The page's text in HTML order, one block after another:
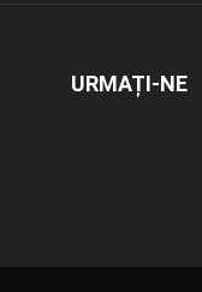
URMAȚI-NE